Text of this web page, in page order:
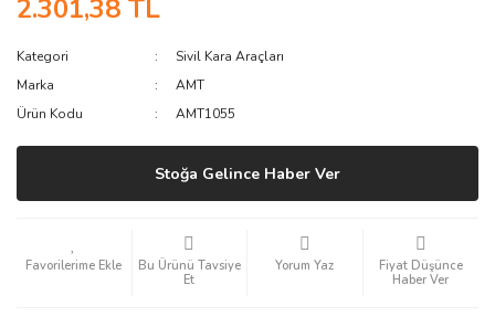
2.301,38 TL
Kategori
Sivil Kara Araçları
Marka
AMT
Ürün Kodu
AMT1055
Stoğa Gelince Haber Ver
Bu Ürünü Tavsiye
Et
Yorum Yaz
Fiyat Düşünce
Haber Ver